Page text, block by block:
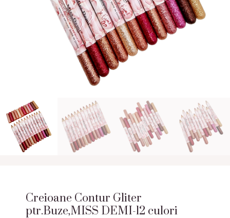
Creioane Contur Gliter
ptr.Buze,MISS DEMI-12 culori